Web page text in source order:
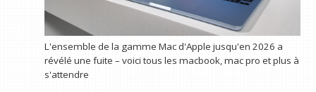
L'ensemble de la gamme Mac d'Apple jusqu'en 2026 a
révélé une fuite – voici tous les macbook, mac pro et plus à
s'attendre